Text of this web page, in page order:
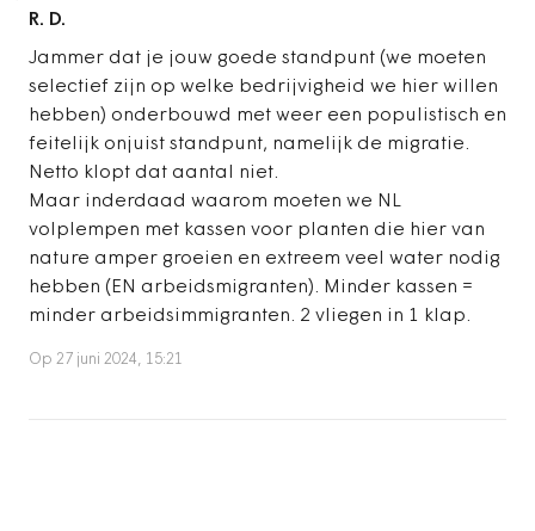
R. D.
Jammer dat je jouw goede standpunt (we moeten
selectief zijn op welke bedrijvigheid we hier willen
hebben) onderbouwd met weer een populistisch en
feitelijk onjuist standpunt, namelijk de migratie.
Netto klopt dat aantal niet.
Maar inderdaad waarom moeten we NL
volplempen met kassen voor planten die hier van
nature amper groeien en extreem veel water nodig
hebben (EN arbeidsmigranten). Minder kassen =
minder arbeidsimmigranten. 2 vliegen in 1 klap.
Op 27 juni 2024, 15:21